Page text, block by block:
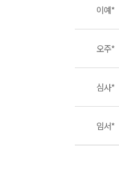
이예*
오주*
심사*
임서*